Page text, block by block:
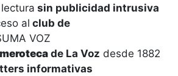
sin publicidad intrusiva
al club de
VOZ
de La Voz desde 1882
informativas